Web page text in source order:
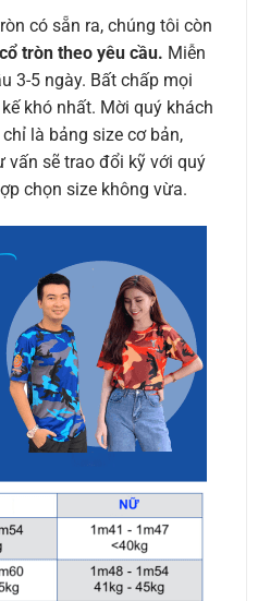
có sẵn ra, chúng tôi còn
tròn theo yêu cầu. Miễn
3-5 ngày. Bất chấp mọi
khó nhất. Mời quý khách
là bảng size cơ bản,
vấn sẽ trao đổi kỹ với quý
chọn size không vừa.